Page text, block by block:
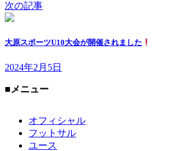
次の記事
大原スポーツU10大会が開催されました
2024年2月5日
■メニュー
オフィシャル
フットサル
ユース